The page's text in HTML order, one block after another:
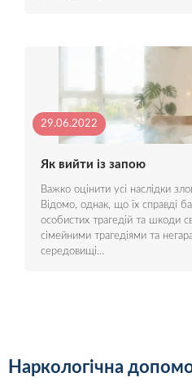
29.06.2022
Як вийти із запою
Важко оцінити усі наслідки
Відомо, однак, що їх справді
особистих трагедій та шкоди
сімейними трагедіями та
середовищі…
Наркологічна